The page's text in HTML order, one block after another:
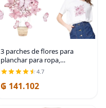
3 parches de flores para
planchar para ropa,
transferencia de mariposa,
para planchar para ropa,
4.7
₲ 141.102